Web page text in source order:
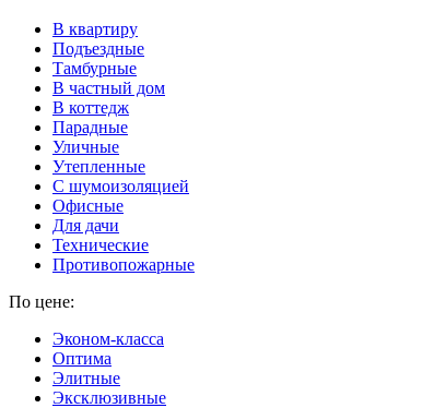
В квартиру
Подъездные
Тамбурные
В частный дом
В коттедж
Парадные
Уличные
Утепленные
C шумоизоляцией
Офисные
Для дачи
Технические
Противопожарные
По цене:
Эконом-класса
Оптима
Элитные
Эксклюзивные